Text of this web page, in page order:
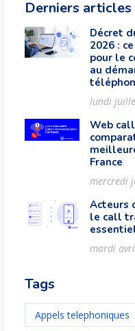
Derniers articles
Décret
2026 :
pour le
au
lundi
Web
France
mercredi
Acteurs
le call
mardi
Tags
Appels telephoniques